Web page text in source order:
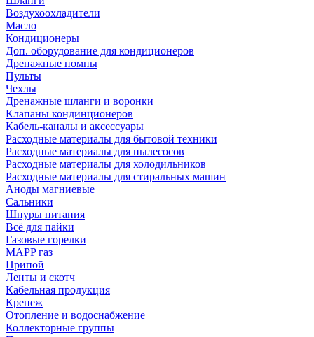
Воздухоохладители
Масло
Кондиционеры
Доп. оборудование для кондиционеров
Дренажные помпы
Пульты
Чехлы
Дренажные шланги и воронки
Клапаны кондинционеров
Кабель-каналы и аксессуары
Расходные материалы для бытовой техники
Расходные материалы для пылесосов
Расходные материалы для холодильников
Расходные материалы для стиральных машин
Аноды магниевые
Сальники
Шнуры питания
Всё для пайки
Газовые горелки
MAPP газ
Припой
Ленты и скотч
Кабельная продукция
Крепеж
Отопление и водоснабжение
Коллекторные группы